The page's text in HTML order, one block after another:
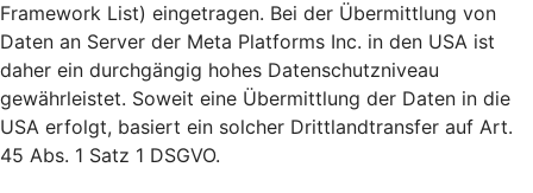
Framework List) eingetragen. Bei der Übermittlung von
Daten an Server der Meta Platforms Inc. in den USA ist
daher ein durchgängig hohes Datenschutzniveau
gewährleistet. Soweit eine Übermittlung der Daten in die
USA erfolgt, basiert ein solcher Drittlandtransfer auf Art.
45 Abs. 1 Satz 1 DSGVO.